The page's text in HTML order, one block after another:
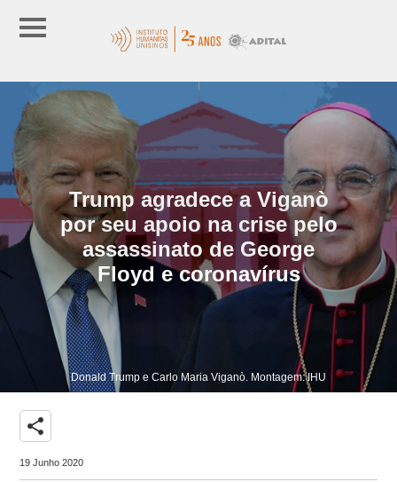
Trump agradece a Viganò
por seu apoio na crise pelo
assassinato de George
Floyd e coronavírus
Donald Trump e Carlo Maria Viganò. Montagem: IHU
share
19 Junho 2020